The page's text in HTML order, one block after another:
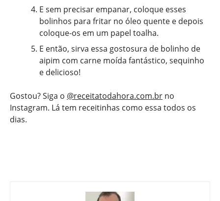
E sem precisar empanar, coloque esses
bolinhos para fritar no óleo quente e depois
coloque-os em um papel toalha.
E então, sirva essa gostosura de bolinho de
aipim com carne moída fantástico, sequinho
e delicioso!
Gostou? Siga o @receitatodahora.com.br no
Instagram. Lá tem receitinhas como essa todos os
dias.